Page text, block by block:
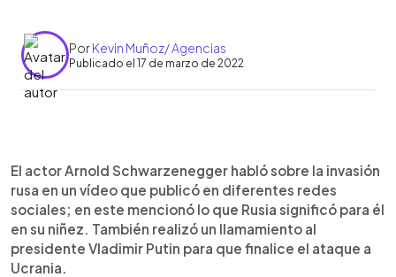
PorKevin Muñoz/ Agencias
Publicado el 17 de marzo de 2022
Escuchar artículo
El actor Arnold Schwarzenegger habló sobre la invasión
rusa en un vídeo que publicó en diferentes redes
sociales; en este mencionó lo que Rusia significó para él
en su niñez. También realizó un llamamiento al
presidente Vladimir Putin para que finalice el ataque a
Ucrania.